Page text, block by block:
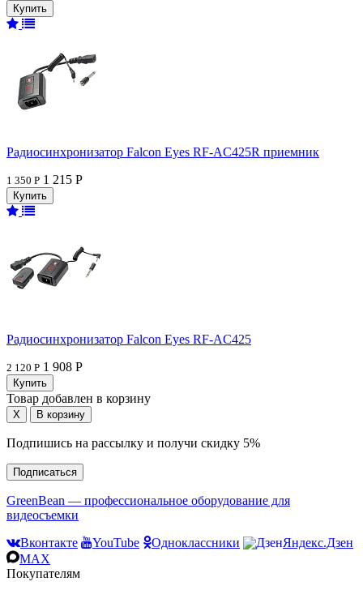
Радиосинхронизатор Falcon Eyes RF-AC425R приемник
1 350 Р 1 215 Р
Радиосинхронизатор Falcon Eyes RF-AC425
2 120 Р 1 908 Р
Товар добавлен в корзину
Подпишись на рассылку и получи скидку 5%
Подписаться
GreenBean — профессиональное оборудование для
видеосъемки
Вконтакте
YouTube Одноклассники
Яндекс.Дзен
MAX
Покупателям